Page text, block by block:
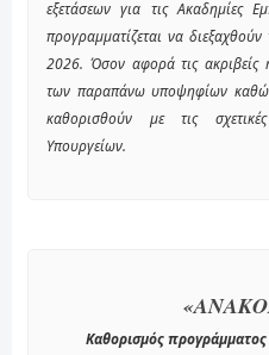
εξετάσεων για τις Ακαδημίες
προγραμματίζεται να
2026. Όσον αφορά τις ακριβείς
των παραπάνω υποψηφίων καθώς
καθορισθούν με τις
Υπουργείων.
Καθορισμός